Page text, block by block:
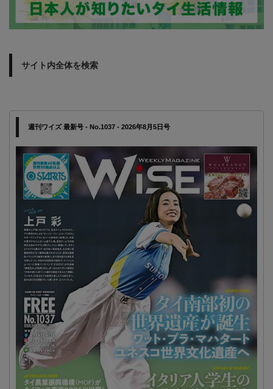
サイト内全体を検索
週刊ワイズ 最新号 - No.1037 - 2026年8月5日号